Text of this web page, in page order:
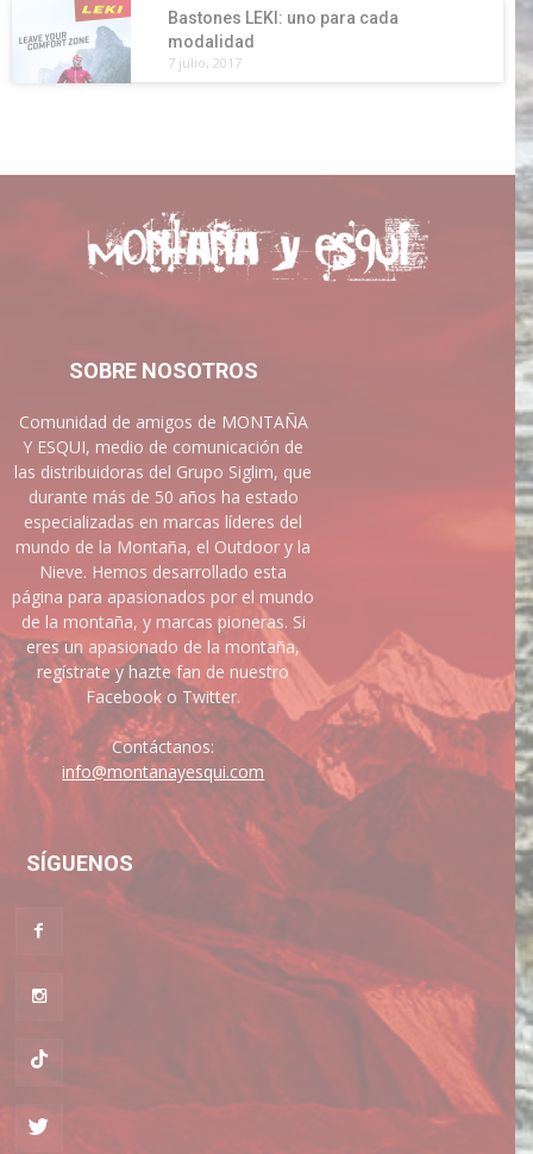
Bastones LEKI: uno para cada
modalidad
7 julio, 2017
SOBRE NOSOTROS
Comunidad de amigos de MONTAÑA
Y ESQUI, medio de comunicación de
las distribuidoras del Grupo Siglim, que
durante más de 50 años ha estado
especializadas en marcas líderes del
mundo de la Montaña, el Outdoor y la
Nieve. Hemos desarrollado esta
página para apasionados por el mundo
de la montaña, y marcas pioneras. Si
eres un apasionado de la montaña,
regístrate y hazte fan de nuestro
Facebook o Twitter.
Contáctanos:
info@montanayesqui.com
SÍGUENOS